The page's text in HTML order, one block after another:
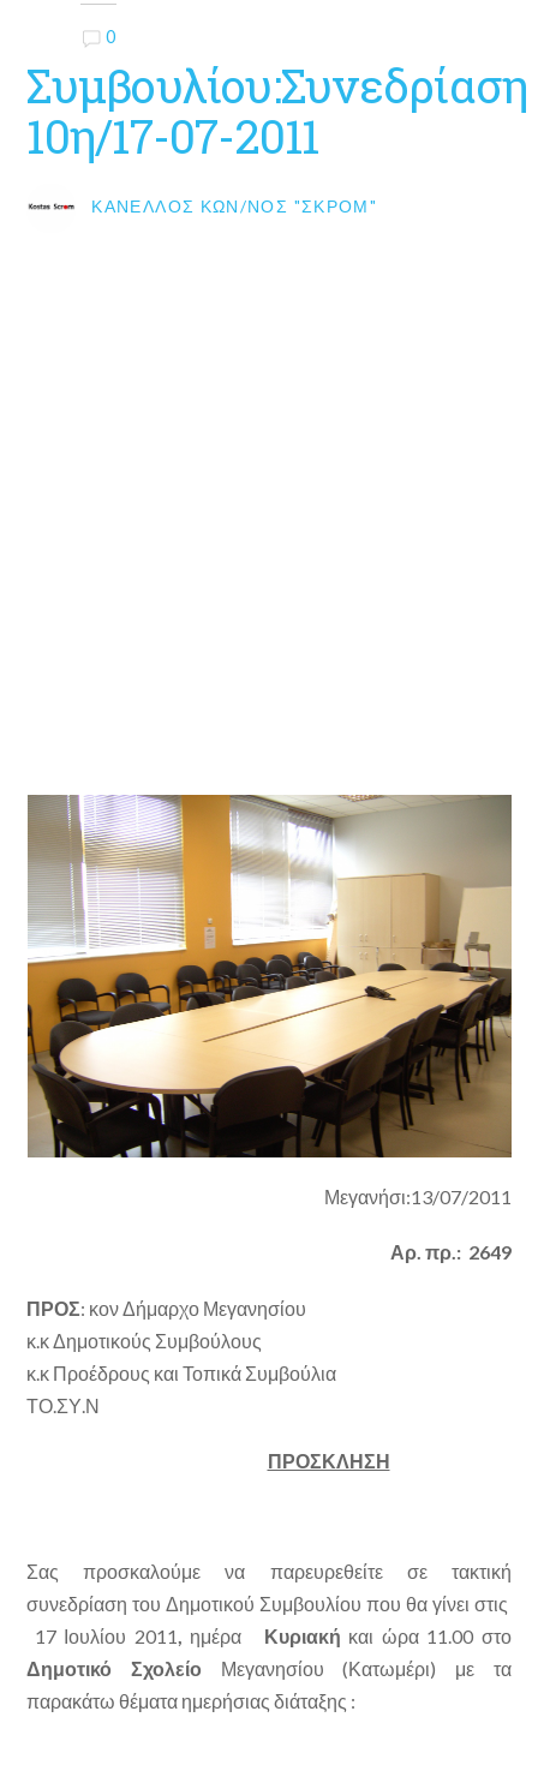
0
Συμβουλίου:Συνεδρίαση
10η/17-07-2011
ΚΑΝΈΛΛΟΣ ΚΩΝ/ΝΟΣ "ΣΚΡΟΜ"
Μεγανήσι:13/07/2011
Αρ. πρ.: 2649
ΠΡΟΣ: κον Δήμαρχο Μεγανησίου
κ.κ Δημοτικούς Συμβούλους
κ.κ Προέδρους και Τοπικά Συμβούλια
ΤΟ.ΣΥ.Ν
ΠΡΟΣΚΛΗΣΗ
Σας προσκαλούμε να παρευρεθείτε σε τακτική
συνεδρίαση του Δημοτικού Συμβουλίου που θα γίνει στις
17 Ιουλίου 2011, ημέραΚυριακή και ώρα 11.00 στο
Δημοτικό Σχολείο Μεγανησίου (Κατωμέρι) με τα
παρακάτω θέματα ημερήσιας διάταξης :